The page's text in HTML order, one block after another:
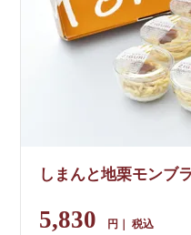
しまんと地栗モンブ
5,830 税込